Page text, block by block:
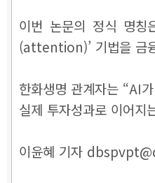
이번 논문의 정식 명
(attention)’ 기법을 금
한화생명 관계자는 “AI
실제 투자성과로 이어지
이윤혜 기자